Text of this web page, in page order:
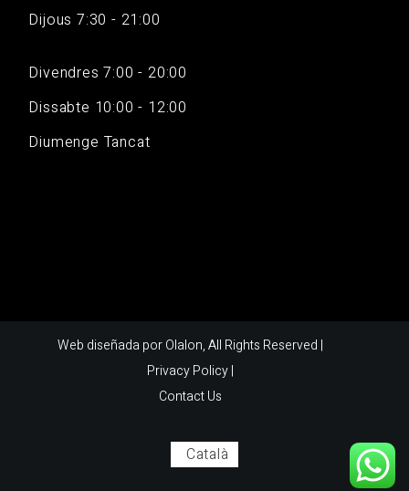
Dijous 7:30 - 21:00
Divendres 7:00 - 20:00
Dissabte 10:00 - 12:00
Diumenge Tancat
Web diseñada porOlalon, All Rights Reserved |
Privacy Policy|
Contact Us
Català